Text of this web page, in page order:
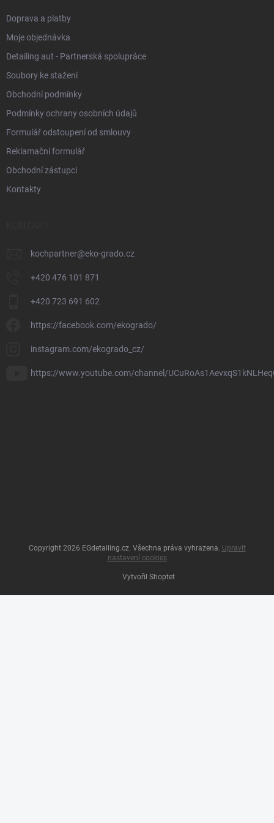
Doprava a platby
Moje objednávka
Detailing aut - Partnerská spolupráce
Soubory ke stažení
Obchodní podmínky
Podmínky ochrany osobních údajů
Formulář odstoupení od smlouvy
Reklamační formulář
Obchodní zástupci
Kontakty
kochpartner@eko-grado.cz
+420 476 101 871
+420 723 691 602
https://facebook.com/ekogrado/
instagram.com/ekogrado_cz/
https://www.youtube.com/channel/
Vytvořil Shoptet
Copyright 2026 EGdetailing.cz. Všechna práva vyhrazena. Upravit
nastavení cookies